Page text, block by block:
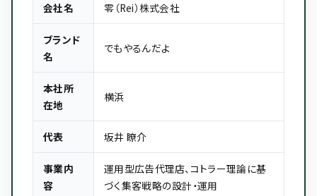
会社名 零（Rei）株式会社
ブランド
名
でもやるんだよ
本社所
在地
横浜
代表 坂井 瞭介
事業内
容
運用型広告代理店、コトラー理論に基
づく集客戦略の設計・運用